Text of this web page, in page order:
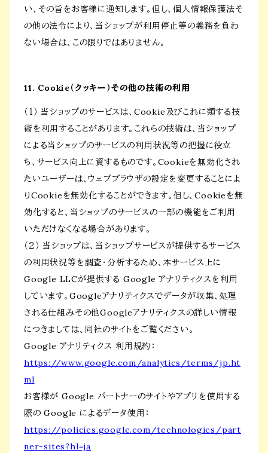
い、その旨をお客様に通知します。但し、個人情報保護法そ
の他の法令により、当ショップが利用停止等の義務を負わ
ない場合は、この限りではありません。
11. Cookie（クッキー）その他の技術の利用
（１） 当ショップのサービスは、Cookie及びこれに類する技
術を利用することがあります。これらの技術は、当ショップ
による当ショップのサービスの利用状況等の把握に役立
ち、サービス向上に資するものです。Cookieを無効化され
たいユーザーは、ウェブブラウザの設定を変更することによ
りCookieを無効化することができます。但し、Cookieを無
効化すると、当ショップのサービスの一部の機能をご利用
いただけなくなる場合があります。
（２） 当ショップは、当ショップサービスが提供するサービス
の利用状況等を調査・分析するため、本サービス上に
Google LLCが提供する Google アナリティクスを利用
しています。Googleアナリティクスでデータが収集、処理
される仕組みその他Googleアナリティクスの詳しい情報
につきましては、同社のサイトをご覧ください。
Google アナリティクス 利用規約：
https://www.google.com/analytics/terms/jp.ht
ml
お客様が Google パートナーのサイトやアプリを使用する
際の Google によるデータ使用：
https://policies.google.com/technologies/part
ner-sites?hl=ja